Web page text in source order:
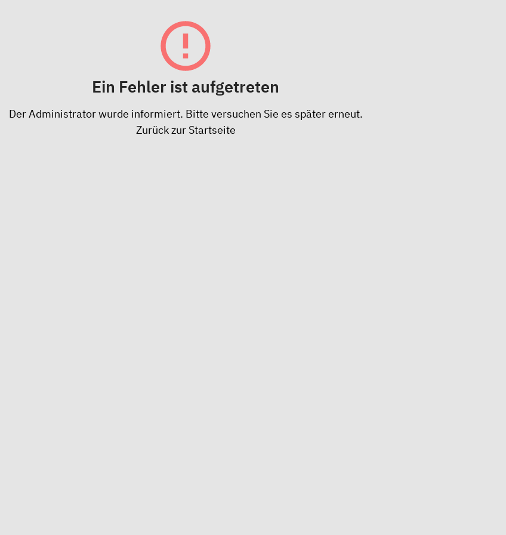
Ein Fehler ist aufgetreten
Der Administrator wurde informiert. Bitte versuchen Sie es später erneut.
Zurück zur Startseite